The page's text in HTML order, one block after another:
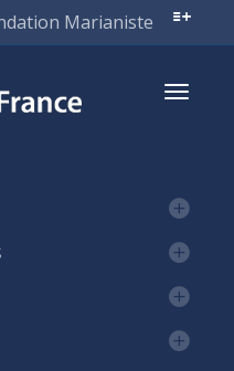
Marianiste